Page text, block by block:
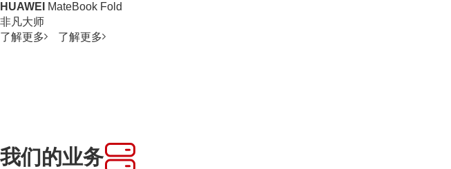
HUAWEI
MateBook Fold
非凡大师
了解更多
了解更多
我们的业务